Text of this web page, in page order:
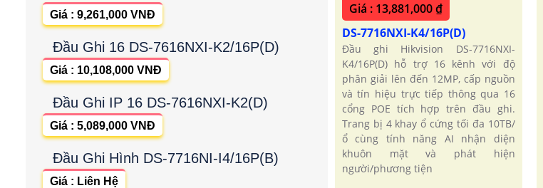
Giá : 9,261,000 VNĐ
Đầu Ghi 16 DS-7616NXI-K2/16P(D)
Giá : 10,108,000 VNĐ
Đầu Ghi IP 16 DS-7616NXI-K2(D)
Giá : 5,089,000 VNĐ
Đầu Ghi Hình DS-7716NI-I4/16P(B)
Giá : Liên Hệ
Giá : 13,881,000 ₫
DS-7716NXI-K4/16P(D)
Đầu ghi Hikvision DS-7716NXI-
K4/16P(D) hỗ trợ 16 kênh với độ
phân giải lên đến 12MP, cấp nguồn
và tín hiệu trực tiếp thông qua 16
cổng POE tích hợp trên đầu ghi.
Trang bị 4 khay ổ cứng tối đa 10TB/
ổ cùng tính năng AI nhận diện
khuôn mặt và phát hiện
người/phương tiện